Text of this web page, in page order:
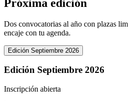
Próxima edición
Dos convocatorias al año con plazas
encaje con tu agenda.
Edición Septiembre 2026
Edición Septiembre 2026
Inscripción abierta